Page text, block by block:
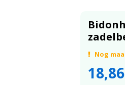
Nog
18,86